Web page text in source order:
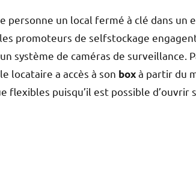
personne un local fermé à clé dans un
promoteurs de selfstockage
système de caméras de surveillance.
locataire a accès à son boxà partir du
flexibles puisqu’il est possible d’ouvrir